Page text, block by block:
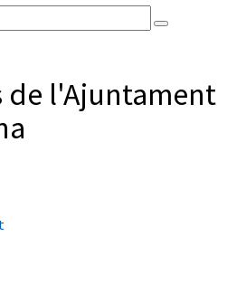
de l'Ajuntament